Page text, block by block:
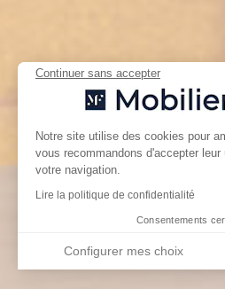
Continuer sans accepter
Plateforme de
Notre site utilise des cookies pour
vous recommandons d'accepter
votre navigation.
Lire la politique de confidentialité
Consentements
Configurer mes choix
Axeptio